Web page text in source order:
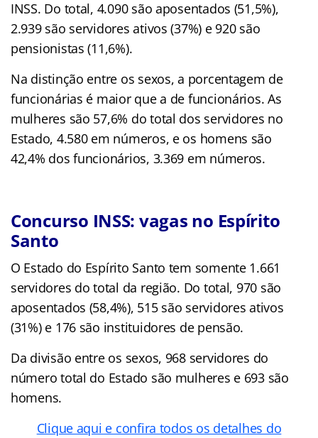
INSS. Do total, 4.090 são aposentados (51,5%),
2.939 são servidores ativos (37%) e 920 são
pensionistas (11,6%).
Na distinção entre os sexos, a porcentagem de
funcionárias é maior que a de funcionários. As
mulheres são 57,6% do total dos servidores no
Estado, 4.580 em números, e os homens são
42,4% dos funcionários, 3.369 em números.
Concurso INSS: vagas no Espírito
Santo
O Estado do Espírito Santo tem somente 1.661
servidores do total da região. Do total, 970 são
aposentados (58,4%), 515 são servidores ativos
(31%) e 176 são instituidores de pensão.
Da divisão entre os sexos, 968 servidores do
número total do Estado são mulheres e 693 são
homens.
Clique aqui e confira todos os detalhes do